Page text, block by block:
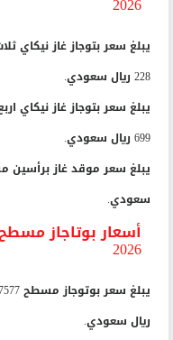
يبلغ سعر بتوجاز غاز نيكاي
228 ريال سعودي.
يبلغ سعر بتوجاز غاز نيكاي
699 ريال سعودي.
سعودي.
أسعار بوتاجاز
2026
ريال سعودي.